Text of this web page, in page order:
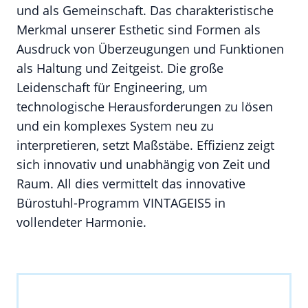
und als Gemeinschaft. Das charakteristische
Merkmal unserer Esthetic sind Formen als
Ausdruck von Überzeugungen und Funktionen
als Haltung und Zeitgeist. Die große
Leidenschaft für Engineering, um
technologische Herausforderungen zu lösen
und ein komplexes System neu zu
interpretieren, setzt Maßstäbe. Effizienz zeigt
sich innovativ und unabhängig von Zeit und
Raum. All dies vermittelt das innovative
Bürostuhl-Programm VINTAGEIS5 in
vollendeter Harmonie.